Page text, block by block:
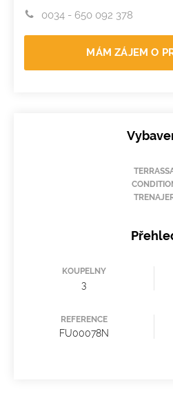
0034 - 650 092 378
MÁM ZÁJEM O
KOUPELNY
3
REFERENCE
FU00078N